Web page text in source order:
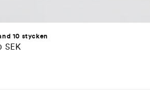
10 stycken
SEK